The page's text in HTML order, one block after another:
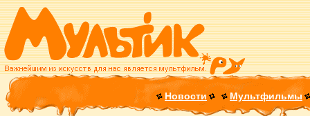
Новости Мультфильмы